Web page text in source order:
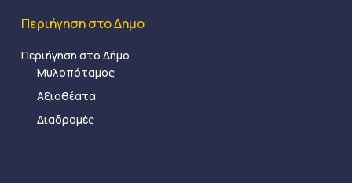
Περιήγηση στο Δήμο
Περιήγηση στο Δήμο
Μυλοπόταμος
Αξιοθέατα
Διαδρομές